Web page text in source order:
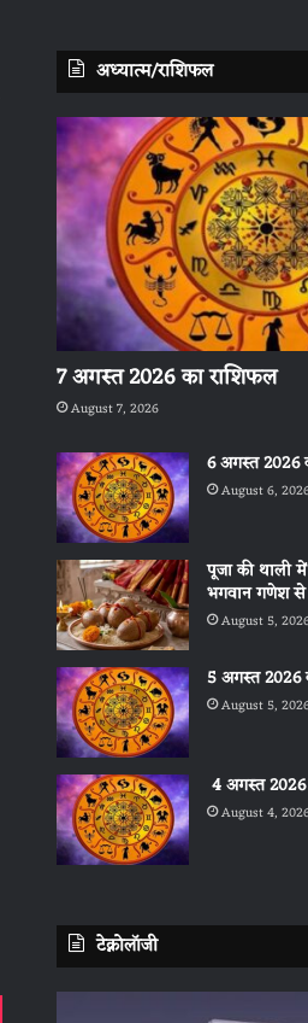
अध्यात्म/राशिफल
7 अगस्त 2026 का राशिफल
August 7, 2026
6 अगस्त 2026
August 6,
पूजा की थाली
भगवान गणेश से
August 5,
5 अगस्त 2026
August 5,
4 अगस्त
August 4,
टेक्नोलॉजी